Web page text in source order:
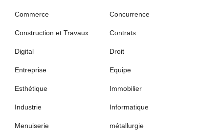
Commerce Concurrence
Construction et Travaux Contrats
Digital Droit
Entreprise Equipe
Esthétique Immobilier
Industrie Informatique
Menuiserie métallurgie